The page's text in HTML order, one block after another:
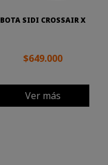
BOTA SIDI CROSSAIR X
$649.000
Ver más